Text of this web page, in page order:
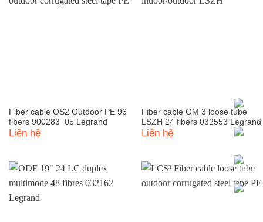
Fiber cable OS2 Outdoor PE 96
fibers 900283_05 Legrand
Liên hệ
Fiber cable OM 3 loose tube
LSZH 24 fibers 032553 Legrand
Liên hệ